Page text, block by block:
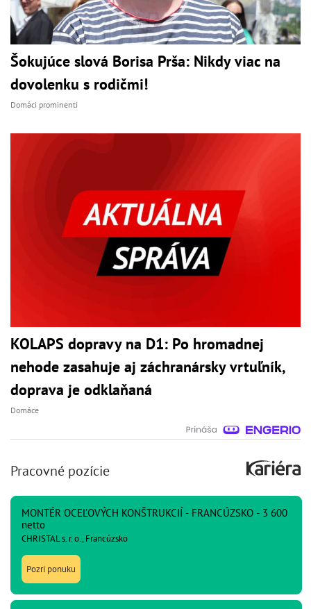
Šokujúce slová Borisa Prša: Nikdy viac na
dovolenku s rodičmi!
Domáci prominenti
KOLAPS dopravy na D1: Po hromadnej
nehode zasahuje aj záchranársky vrtuľník,
doprava je odklaňaná
Domáce
Pracovné pozície
MONTÉR OCEĽOVÝCH KONŠTRUKCIÍ - FRANCÚZSKO - 3 600
netto
CHRISTAL s. r. o., Francúzsko
Pozri ponuku